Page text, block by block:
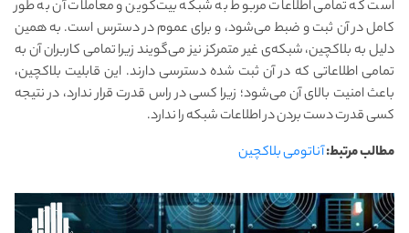
است که تمامی اطلاعات مربوط به شبکه بیت‌کوین و معاملات آن به طور
کامل در آن ثبت و ضبط می‌شود، و برای عموم در دسترس است. به همین
دلیل به بلاکچین، شبکه‌ی غیر متمرکز نیز می‌گویند زیرا تمامی کاربران آن به
تمامی اطلاعاتی که در آن ثبت شده دسترسی دارند. این قابلیت بلاکچین،
باعث امنیت بالای آن می‌شود؛ زیرا کسی در راس قدرت قرار ندارد، در نتیجه
کسی قدرت دست بردن در اطلاعات شبکه را ندارد.
مطالب مرتبط:آناتومی بلاکچین